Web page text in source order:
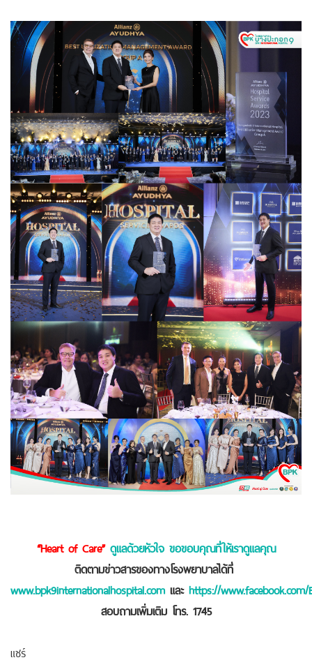
“Heart of Care” ดูแลด้วยหัวใจ ขอขอบคุณที่ให้เราดูแลคุณ
ติดตามข่าวสารของทางโรงพยาบาลได้ที่
www.bpk9internationalhospital.comและ https://
สอบถามเพิ่มเติม โทร. 1745
แชร์